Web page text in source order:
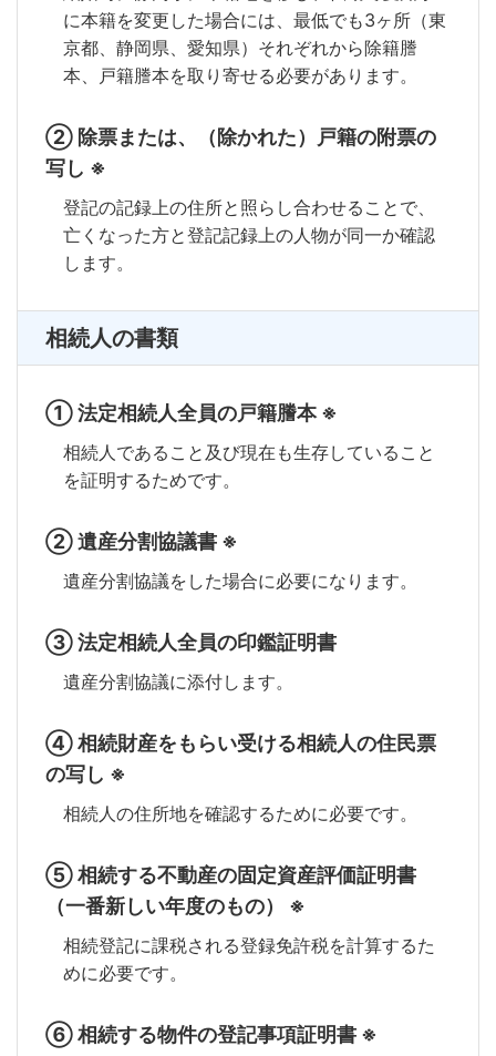
に本籍を変更した場合には、最低でも3ヶ所（東
京都、静岡県、愛知県）それぞれから除籍謄
本、戸籍謄本を取り寄せる必要があります。
② 除票または、（除かれた）戸籍の附票の
写し ※
登記の記録上の住所と照らし合わせることで、
亡くなった方と登記記録上の人物が同一か確認
します。
相続人の書類
① 法定相続人全員の戸籍謄本 ※
相続人であること及び現在も生存していること
を証明するためです。
② 遺産分割協議書 ※
遺産分割協議をした場合に必要になります。
③ 法定相続人全員の印鑑証明書
遺産分割協議に添付します。
④ 相続財産をもらい受ける相続人の住民票
の写し ※
相続人の住所地を確認するために必要です。
⑤ 相続する不動産の固定資産評価証明書
（一番新しい年度のもの） ※
相続登記に課税される登録免許税を計算するた
めに必要です。
⑥ 相続する物件の登記事項証明書 ※